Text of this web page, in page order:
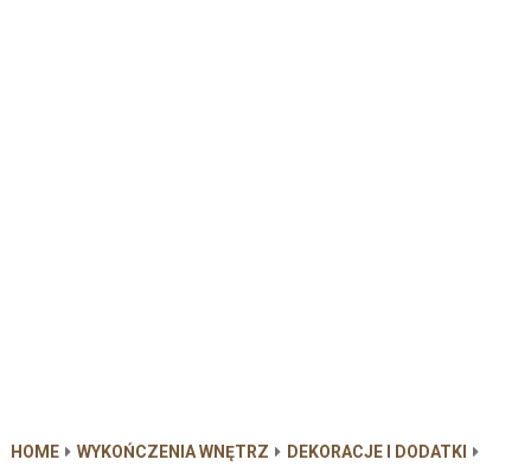
HOME WYKOŃCZENIA WNĘTRZ
DEKORACJE I DODATKI